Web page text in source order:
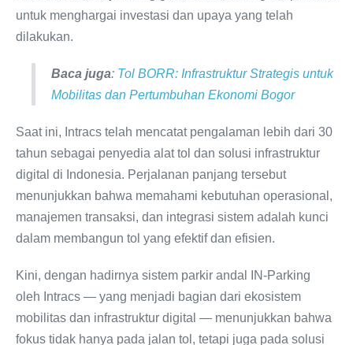
untuk menghargai investasi dan upaya yang telah
dilakukan.
Baca juga: Tol BORR: Infrastruktur Strategis untuk
Mobilitas dan Pertumbuhan Ekonomi Bogor
Saat ini, ‎Intracs telah mencatat pengalaman lebih dari 30
tahun sebagai penyedia alat tol dan solusi infrastruktur
digital di Indonesia. Perjalanan panjang tersebut
menunjukkan bahwa memahami kebutuhan operasional,
manajemen transaksi, dan integrasi sistem adalah kunci
dalam membangun tol yang efektif dan efisien.
Kini, dengan hadirnya sistem parkir andal IN-Parking
oleh Intracs — yang menjadi bagian dari ekosistem
mobilitas dan infrastruktur digital — menunjukkan bahwa
fokus tidak hanya pada jalan tol, tetapi juga pada solusi